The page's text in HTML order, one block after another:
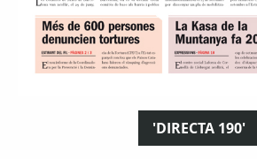
'DIRECTA 190'